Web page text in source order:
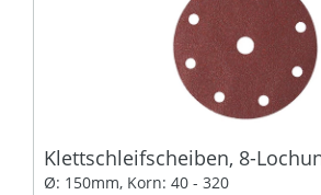
Klettschleifscheiben, 8-
Ø: 150mm, Korn: 40 - 320